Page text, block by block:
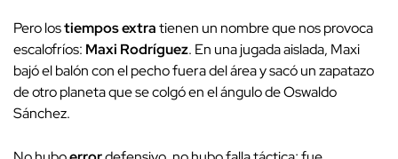
Pero lostiempos extratienen un nombre que nos provoca
escalofríos: Maxi Rodríguez. En una jugada aislada, Maxi
bajó el balón con el pecho fuera del área y sacó un zapatazo
de otro planeta que se colgó en el ángulo de Oswaldo
Sánchez.